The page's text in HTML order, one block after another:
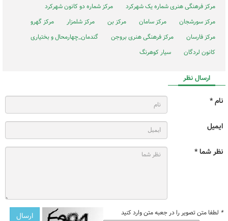
مرکز فرهنگی هنری شماره یک شهرکرد
مرکز شماره دو کانون شهرکرد
مرکز سورشجان
مرکز سامان مرکز بن مرکز شلمزار
مرکز گهرو
مرکز فارسان
مرکز فرهنگی هنری بروجن
گندمان_چهارمحال و بختیاری
کانون لردگان
سیار کوهرنگ
ارسال نظر
نام *
ایمیل
نظر شما *
* لطفا متن تصویر را در جعبه متن وارد کنید